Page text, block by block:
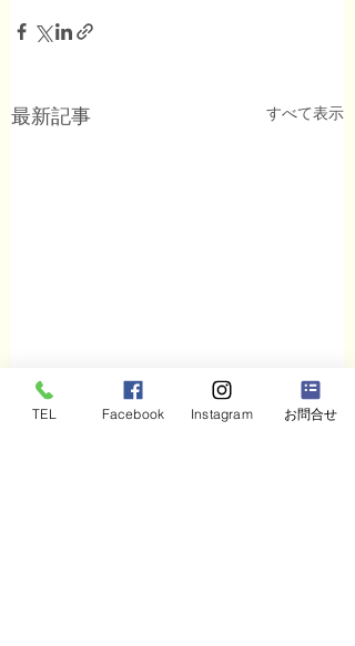
最新記事 すべて表示
TEL Facebook Instagram お問合せ